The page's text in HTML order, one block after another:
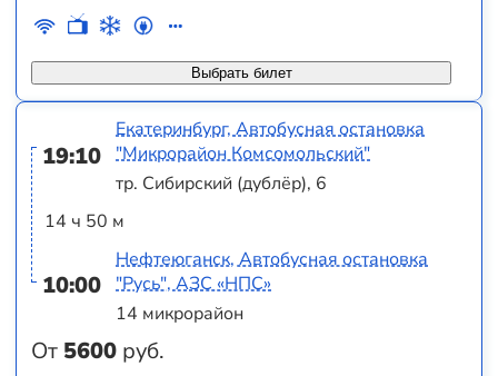
Выбрать билет
19:10
14 ч 50 м
10:00
От 5600 руб.
Екатеринбург, Автобусная остановка
"Микрорайон Комсомольский"
тр. Сибирский (дублёр), 6
Нефтеюганск, Автобусная остановка
"Русь", АЗС «НПС»
14 микрорайон